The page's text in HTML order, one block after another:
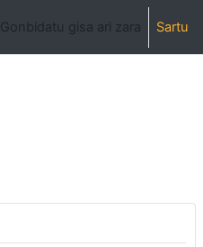
Gonbidatu gisa ari zara Sartu